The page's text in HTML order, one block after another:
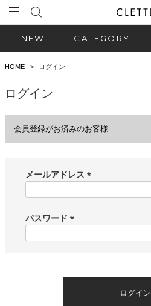
NEW CATEGORY
HOME ログイン
ログイン
会員登録がお済みのお客様
メールアドレス
)
パスワード
ログイン